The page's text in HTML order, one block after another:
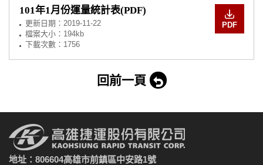
101年1月份運量統計表(PDF)
更新日期： 2019-11-22
檔案大小：194kb
下載次數：1756
PDF
回前一頁
地址：806604高雄市前鎮區中安路1號